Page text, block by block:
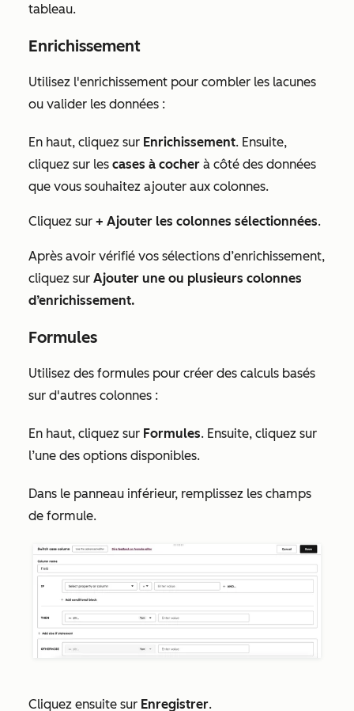
tableau.
Enrichissement
Utilisez l'enrichissement pour combler les lacunes
ou valider les données :
En haut, cliquez sur Enrichissement. Ensuite,
cliquez sur les cases à cocher à côté des données
que vous souhaitez ajouter aux colonnes.
Cliquez sur + Ajouter les colonnes sélectionnées.
Après avoir vérifié vos sélections d’enrichissement,
cliquez sur Ajouter une ou plusieurs colonnes
d’enrichissement.
Formules
Utilisez des formules pour créer des calculs basés
sur d'autres colonnes :
En haut, cliquez sur Formules. Ensuite, cliquez sur
l’une des options disponibles.
Dans le panneau inférieur, remplissez les champs
de formule.
Cliquez ensuite sur Enregistrer.